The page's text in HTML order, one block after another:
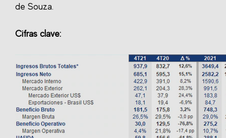
de Souza.
Cifras clave: